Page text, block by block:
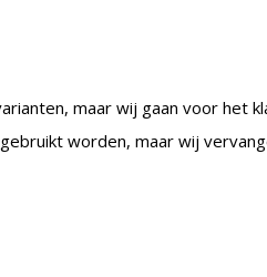
maar wij gaan voor het
worden, maar wij